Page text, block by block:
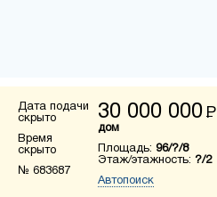
Дата подачи
скрыто
Время
скрыто
№ 683687
30 000 000 Р
дом
Площадь: 96/?/8
Этаж/этажность: ?/2
Автопоиск